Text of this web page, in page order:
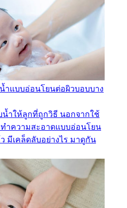
ำแบบอ่อนโยนต่อผิวบอบบาง
น้ำให้ลูกที่ถูกวิธี นอกจากใช้
ทำความสะอาดแบบอ่อนโยน
มีเคล็ดลับอย่างไร มาดูกัน